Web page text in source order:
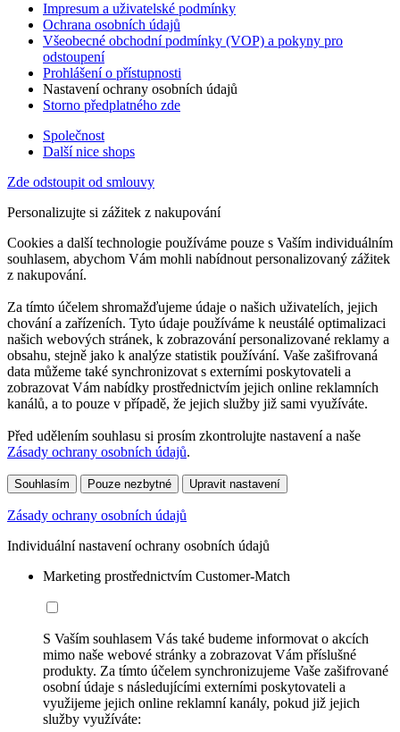
Impresum a uživatelské podmínky
Ochrana osobních údajů
Všeobecné obchodní podmínky (VOP) a pokyny pro
odstoupení
Prohlášení o přístupnosti
Nastavení ochrany osobních údajů
Storno předplatného zde
Společnost
Další nice shops
Zde odstoupit od smlouvy
Personalizujte si zážitek z nakupování
Cookies a další technologie používáme pouze s Vaším individuálním
souhlasem, abychom Vám mohli nabídnout personalizovaný zážitek
z nakupování.
Za tímto účelem shromažďujeme údaje o našich uživatelích, jejich
chování a zařízeních. Tyto údaje používáme k neustálé optimalizaci
našich webových stránek, k zobrazování personalizované reklamy a
obsahu, stejně jako k analýze statistik používání. Vaše zašifrovaná
data můžeme také synchronizovat s externími poskytovateli a
zobrazovat Vám nabídky prostřednictvím jejich online reklamních
kanálů, a to pouze v případě, že jejich služby již sami využíváte.
Před udělením souhlasu si prosím zkontrolujte nastavení a naše
Zásady ochrany osobních údajů.
Souhlasím Pouze nezbytné Upravit nastavení
Zásady ochrany osobních údajů
Individuální nastavení ochrany osobních údajů
Marketing prostřednictvím Customer-Match
S Vaším souhlasem Vás také budeme informovat o akcích
mimo naše webové stránky a zobrazovat Vám příslušné
produkty. Za tímto účelem synchronizujeme Vaše zašifrované
osobní údaje s následujícími externími poskytovateli a
využijeme jejich online reklamní kanály, pokud již jejich
služby využíváte: